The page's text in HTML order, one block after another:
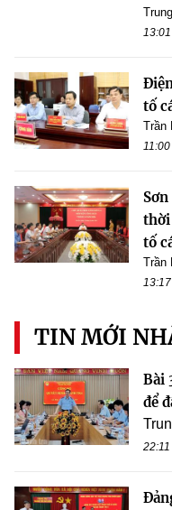
tố
Trần
thời
tố
Trần
TIN MỚI
Bài
để